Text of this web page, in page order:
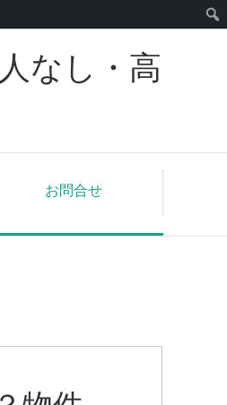
なし・高
お問合せ